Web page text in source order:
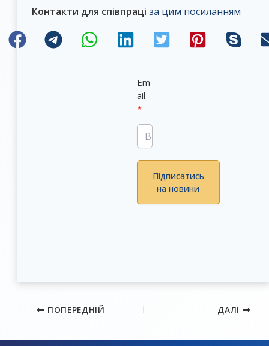
Контакти для співпраці за цим посиланням
Em
ail
Підписатись
на новини
ПОПЕРЕДНІЙ ДАЛІ